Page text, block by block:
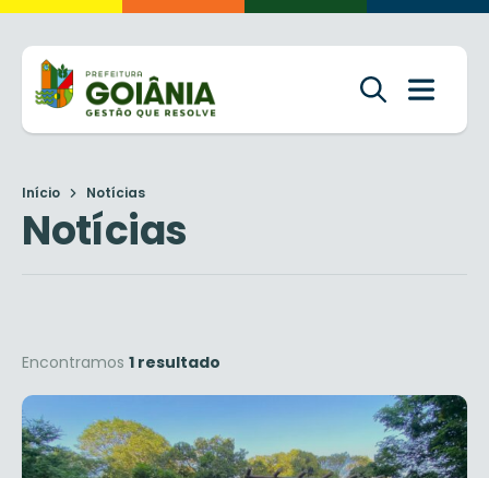
Início Notícias
Notícias
Encontramos 1 resultado